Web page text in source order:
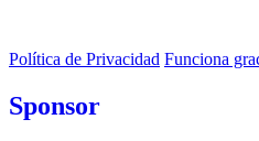
Política de Privacidad Funciona
Sponsor